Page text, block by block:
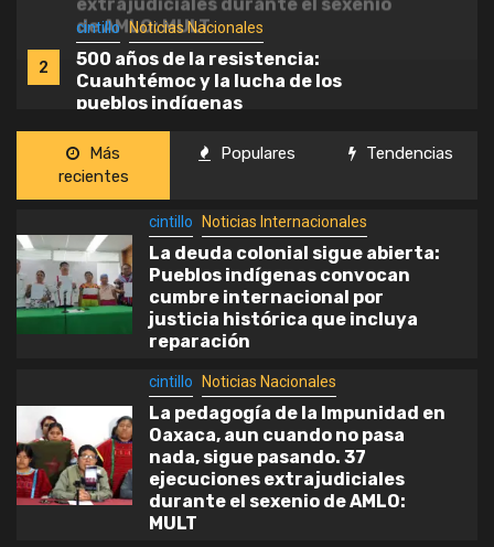
3
cintillo Noticias Nacionales
Megacalenda, catorce años
visibilizando a los pueblos indígenas
en la ciudad de México
cintillo Noticias Nacionales Sin categoría
La paradoja en México de tener
viviendas sin personas y personas
sin vivienda.
5
cintillo Noticias Nacionales
El EZLN dice Ya basta a la
contrainsurgencia del Estado
Más
recientes
Populares Tendencias
cintillo Noticias Internacionales
La deuda colonial sigue abierta:
Pueblos indígenas convocan
cumbre internacional por
justicia histórica que incluya
reparación
cintillo Noticias Nacionales
La pedagogía de la Impunidad en
Oaxaca, aun cuando no pasa
nada, sigue pasando. 37
ejecuciones extrajudiciales
durante el sexenio de AMLO:
MULT